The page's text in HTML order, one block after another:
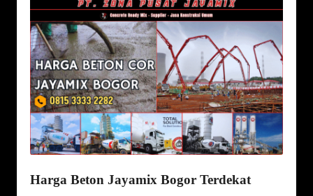
Harga Beton Jayamix Bogor Terdekat